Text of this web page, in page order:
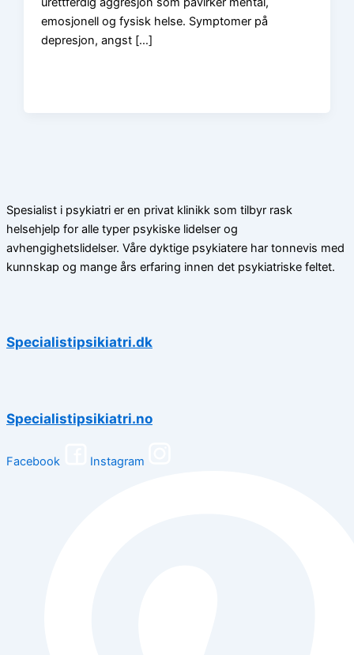
emosjonell og fysisk helse. Symptomer på
depresjon, angst […]
Spesialist i psykiatri er en privat klinikk som tilbyr rask
helsehjelp for alle typer psykiske lidelser og
avhengighetslidelser. Våre dyktige psykiatere har tonnevis med
kunnskap og mange års erfaring innen det psykiatriske feltet.
Specialistipsikiatri.dk
Specialistipsikiatri.no
Facebook Instagram